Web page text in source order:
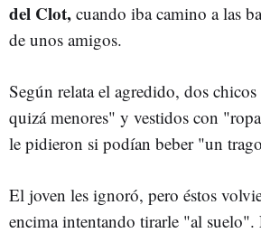
del Clot, cuando iba camino a las
de unos amigos.
Según relata el agredido, dos
quizá menores" y vestidos con
le pidieron si podían beber "un
El joven les ignoró, pero éstos
encima intentando tirarle "al